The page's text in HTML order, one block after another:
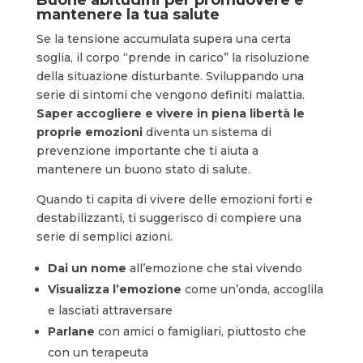
mantenere la tua salute
Se la tensione accumulata supera una certa
soglia, il corpo “prende in carico” la risoluzione
della situazione disturbante. Sviluppando una
serie di sintomi che vengono definiti malattia.
Saper accogliere e vivere in piena libertà le
proprie emozionidiventa un sistema di
prevenzione importante che ti aiuta a
mantenere un buono stato di salute.
Quando ti capita di vivere delle emozioni forti e
destabilizzanti, ti suggerisco di compiere una
serie di semplici azioni.
Dai un nome all’emozione che stai vivendo
Visualizza l’emozione come un’onda, accoglila
e lasciati attraversare
Parlane con amici o famigliari, piuttosto che
con un terapeuta